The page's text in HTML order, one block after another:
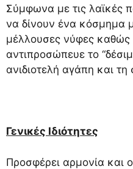
Σύμφωνα με τις λαϊκές
να δίνουν ένα κόσμημα
μέλλουσες νύφες καθώς
αντιπροσώπευε το
ανιδιοτελή αγάπη και τη
Γενικές Ιδιότητες
Προσφέρει αρμονία και